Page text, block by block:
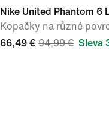
Nike United Phantom 6
Kopačky na různé
66,49 € 94,99 € Sleva